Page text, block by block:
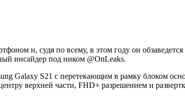
и, судя по всему, в этом году он
инсайдер под ником @OnLeaks.
Galaxy S21 с перетекающим в рамку блоком
верхней части, FHD+ разрешением и